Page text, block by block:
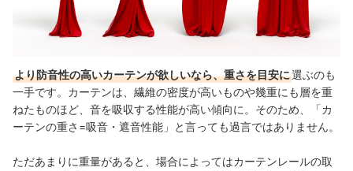
より防音性の高いカーテンが欲しいなら、重さを目安に選ぶのも
一手です。カーテンは、繊維の密度が高いものや幾重にも層を重
ねたものほど、音を吸収する性能が高い傾向に。そのため、「カ
ーテンの重さ=吸音・遮音性能」と言っても過言ではありません。
ただあまりに重量があると、場合によってはカーテンレールの取